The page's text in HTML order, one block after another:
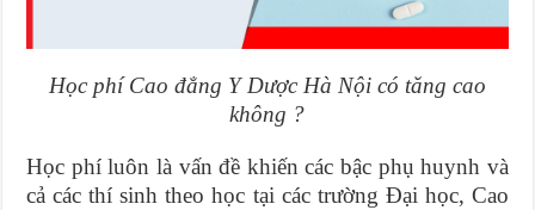
Học phí Cao đẳng Y Dược Hà Nội có tăng cao
không ?
Học phí luôn là vấn đề khiến các bậc phụ huynh và
cả các thí sinh theo học tại các trường Đại học, Cao